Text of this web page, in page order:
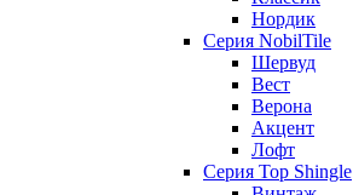
Нордик
Серия NobilTile
Шервуд
Вест
Верона
Акцент
Лофт
Серия Top Shingle